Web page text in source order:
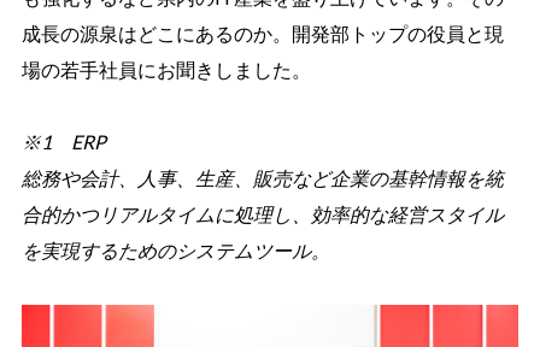
成長の源泉はどこにあるのか。開発部トップの役員と現
場の若手社員にお聞きしました。
※1 ERP
総務や会計、人事、生産、販売など企業の基幹情報を統
合的かつリアルタイムに処理し、効率的な経営スタイル
を実現するためのシステムツール。